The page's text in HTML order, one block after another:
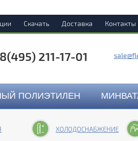
Скачать Доставка Контакты
8(495) 211-17-01
ПОЛИЭТИЛЕН
ХОЛОДОСНАБЖЕНИЕ